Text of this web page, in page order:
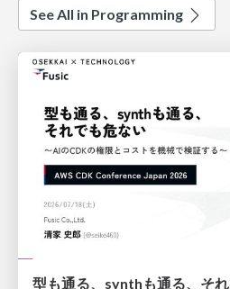
See All in Programming